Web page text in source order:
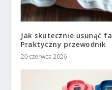
Jak skutecznie usunąć
Praktyczny przewodnik
20 czerwca 2026